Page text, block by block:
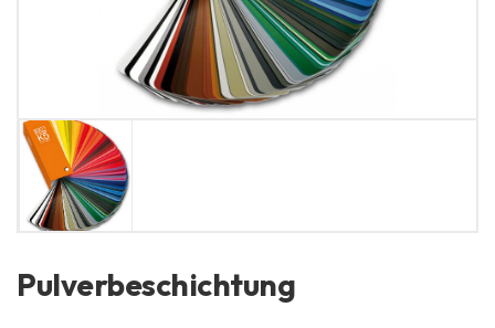
Pulverbeschichtung